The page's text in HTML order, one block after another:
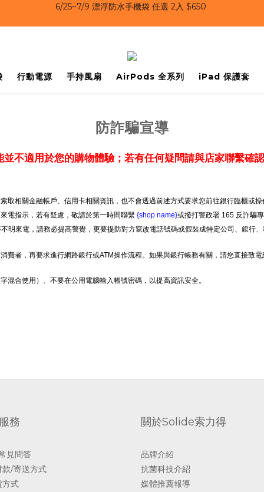
6/25~7/9｜夏日風扇 第二件 69 折
6/25~7/9｜夏日風扇 第二件 69 折
行動電源 手持風扇 AirPods 全系列 iPad 保護套
防詐騙宣導
不適用於您的購物體驗；若有任何疑問請與店家聯繫確
取相關金融帳戶、信用卡相關資訊，也不會透過前述方式要求您前往銀行臨櫃或操
電指示，若有疑慮，敬請於第一時間聯繫 {shop name}或撥打警政署 165 反詐騙
明來電，請務必提高警覺，更要提防對方竄改電話號碼或假裝成特定公司、銀行
費者，再要求進行網路銀行或ATM操作流程。如果與銀行帳務有關，請您直接致
混合使用）、不要在公用電腦輸入帳號密碼，以提高資訊安全。
務
見問答
款/寄送方式
方式
關於Solide索力得
品牌介紹
抗菌科技介紹
媒體推薦報導